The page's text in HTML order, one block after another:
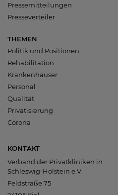
Pressemitteilungen
Presseverteiler
THEMEN
Politik und Positionen
Rehabilitation
Krankenhäuser
Personal
Qualität
Privatisierung
Corona
KONTAKT
Verband der Privatkliniken in
Schleswig-Holstein e.V.
Feldstraße 75